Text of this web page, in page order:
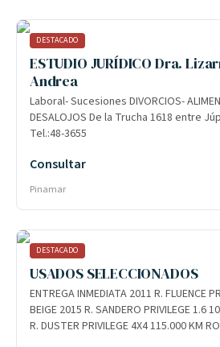
DESTACADO
ESTUDIO JURÍDICO Dra.
Andrea
Laboral- Sucesiones DIVORCIOS-
DESALOJOS De la Trucha 1618 entre Júpiter y Totoras Pinamar
Tel.:48-3655
Consultar
Pinamar
DESTACADO
USADOS SELECCIONADOS
ENTREGA INMEDIATA 2011 R. FLUENCE PRIVILEGE 2.0 153.000 KM
BEIGE 2015 R. SANDERO PRIVILEGE 1.6 100.000 KM BLANCO 2016
R. DUSTER PRIVILEGE 4X4 115.000 KM ROJO 2017 PEUGEOT 208